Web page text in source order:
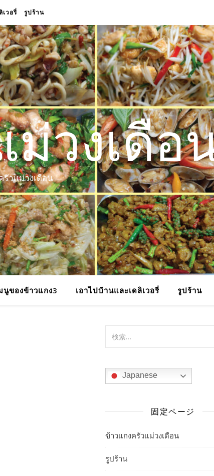
เวอรี่ รูปร้าน
วงเดือ
วแม่วงเดือน
นูของข้าวแกง3 เอาไปบ้านและเดลิเวอรี่ รูปร้าน
Japanese
固定ページ
ข้าวแกงครัวแม่วงเดือน
รูปร้าน